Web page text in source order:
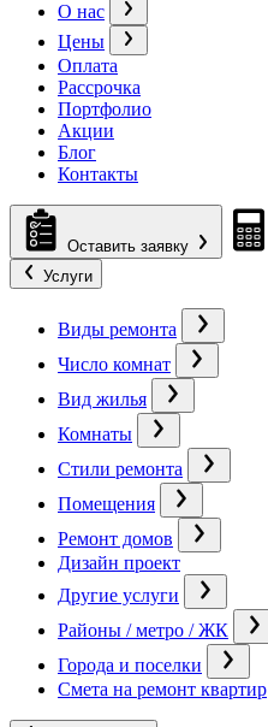
О нас
Цены
Оплата
Рассрочка
Портфолио
Акции
Блог
Контакты
Оставить заявку
Услуги
Виды ремонта
Число комнат
Вид жилья
Комнаты
Стили ремонта
Помещения
Ремонт домов
Дизайн проект
Другие услуги
Районы / метро / ЖК
Города и поселки
Смета на ремонт квартир